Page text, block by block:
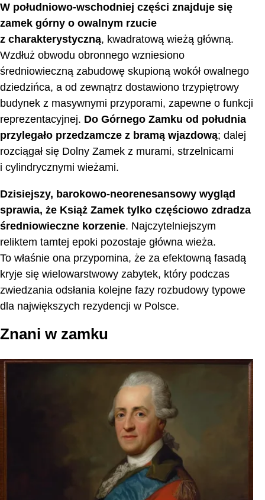
W południowo-wschodniej części znajduje się
zamek górny o owalnym rzucie
z charakterystyczną, kwadratową wieżą główną.
Wzdłuż obwodu obronnego wzniesiono
średniowieczną zabudowę skupioną wokół owalnego
dziedzińca, a od zewnątrz dostawiono trzypiętrowy
budynek z masywnymi przyporami, zapewne o funkcji
reprezentacyjnej. Do Górnego Zamku od południa
przylegało przedzamcze z bramą wjazdową; dalej
rozciągał się Dolny Zamek z murami, strzelnicami
i cylindrycznymi wieżami.
Dzisiejszy, barokowo-neorenesansowy wygląd
sprawia, że Książ Zamek tylko częściowo zdradza
średniowieczne korzenie. Najczytelniejszym
reliktem tamtej epoki pozostaje główna wieża.
To właśnie ona przypomina, że za efektowną fasadą
kryje się wielowarstwowy zabytek, który podczas
zwiedzania odsłania kolejne fazy rozbudowy typowe
dla największych rezydencji w Polsce.
Znani w zamku